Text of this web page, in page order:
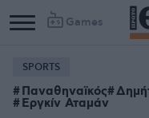
Games
SPORTS
Παναθηναϊκός
Εργκίν Αταμάν